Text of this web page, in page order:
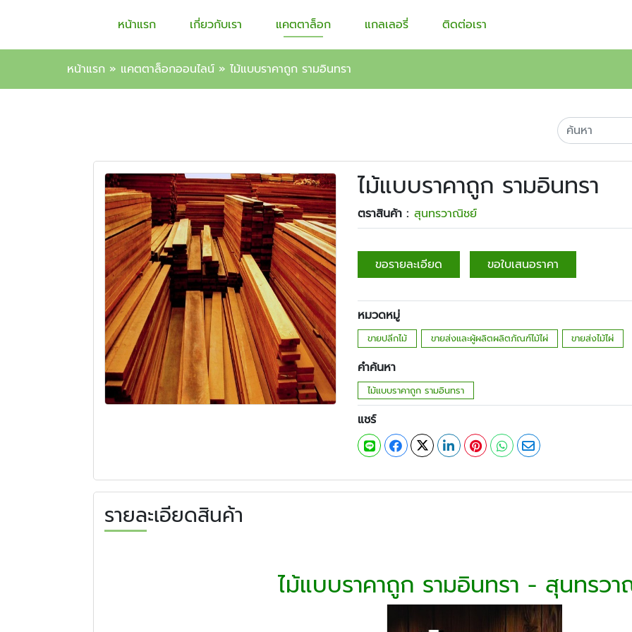
หน้าแรก เกี่ยวกับเรา แคตตาล็อก แกลเลอรี่ ติดต่อเรา
หน้าแรก » แคตตาล็อกออนไลน์ » ไม้แบบราคาถูก รามอินทรา
ไม้แบบราคาถูก รามอินทรา
ตราสินค้า : สุนทรวาณิชย์
ขอรายละเอียด ขอใบเสนอราคา
หมวดหมู่
ขายปลีกไม้ ขายส่งและผู้ผลิตผลิตภัณฑ์ไม้ไผ่ ขายส่งไม้ไผ่
คำค้นหา
ไม้แบบราคาถูก รามอินทรา
แชร์
รายละเอียดสินค้า
ไม้แบบราคาถูก รามอินทรา - สุนทรว